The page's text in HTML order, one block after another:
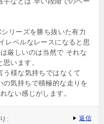
リーズを勝ち抜いた有力
レベルなレースになると思
厳しいのは当然で それな
います。
様な気持ちではなくて
の気持ちで積極的な走りを
ない感じがします。
: 返信